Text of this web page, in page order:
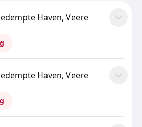
Haven, Veere
Haven, Veere